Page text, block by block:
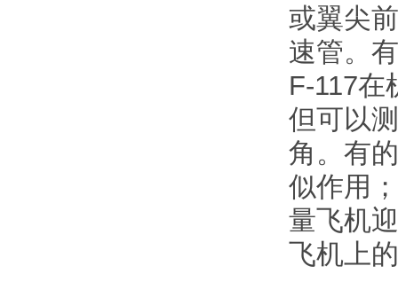
或翼尖
速管。
F-117在
但可以
角。有
似作用
量飞机
飞机上